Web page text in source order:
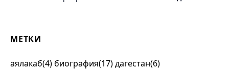
МЕТКИ
аялакаб(4) биография(17)дагестан(6)